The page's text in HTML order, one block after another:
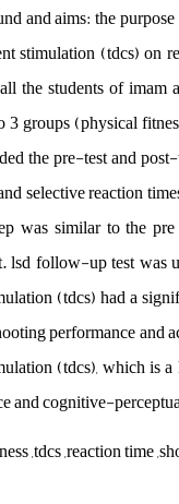
and aims: the
stimulation (tdcs) on
the students of imam
groups (physical
the pre-test and
selective reaction
was similar to the
lsd follow-up test was
(tdcs) had a
performance and
(tdcs), which is
and cognitive-
,tdcs ,reaction time